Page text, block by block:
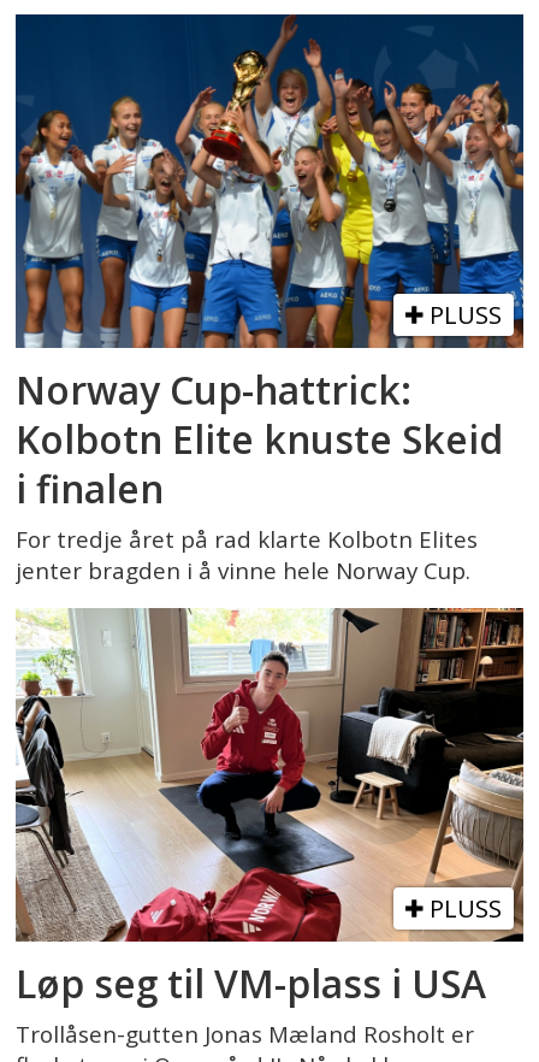
PLUSS
Norway Cup-hattrick:
Kolbotn Elite knuste Skeid
i finalen
For tredje året på rad klarte Kolbotn Elites
jenter bragden i å vinne hele Norway Cup.
PLUSS
Løp seg til VM-plass i USA
Trollåsen-gutten Jonas Mæland Rosholt er